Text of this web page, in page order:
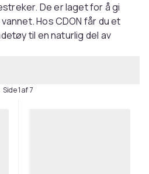
De er laget for å gi
Hos CDON får du et
til en naturlig del av
Side 1 af 7